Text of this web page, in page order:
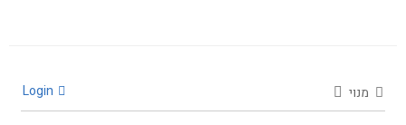
מנוי